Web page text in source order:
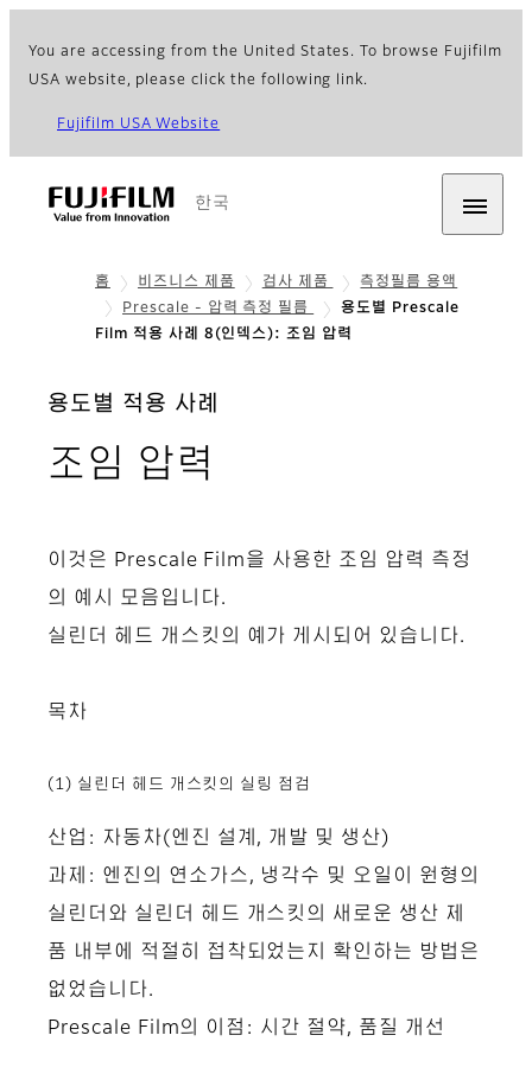
You are accessing from the United States. To browse Fujifilm
USA website, please click the following link.
Fujifilm USA Website
한국
홈 비즈니스 제품 검사 제품
측정필름 용액
Prescale - 압력 측정 필름
용도별 Prescale
Film 적용 사례 8(인덱스): 조임 압력
용도별 적용 사례
조임 압력
이것은 Prescale Film을 사용한 조임 압력 측정
의 예시 모음입니다.
실린더 헤드 개스킷의 예가 게시되어 있습니다.
목차
(1) 실린더 헤드 개스킷의 실링 점검
산업: 자동차(엔진 설계, 개발 및 생산)
과제: 엔진의 연소가스, 냉각수 및 오일이 원형의
실린더와 실린더 헤드 개스킷의 새로운 생산 제
품 내부에 적절히 접착되었는지 확인하는 방법은
없었습니다.
Prescale Film의 이점: 시간 절약, 품질 개선